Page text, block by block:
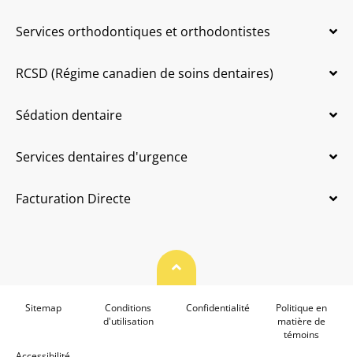
Services orthodontiques et orthodontistes
RCSD (Régime canadien de soins dentaires)
Sédation dentaire
Services dentaires d'urgence
Facturation Directe
Haut de page
Sitemap
Conditions
d'utilisation
Confidentialité
Politique en
matière de
témoins